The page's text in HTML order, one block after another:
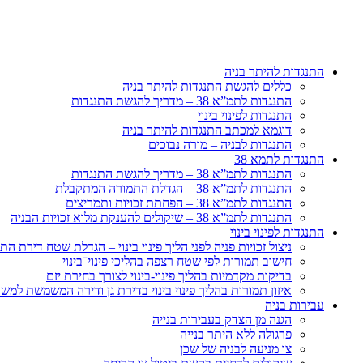
התנגדות להיתר בניה
כללים להגשת התנגדות להיתר בניה
התנגדות לתמ”א 38 – מדריך להגשת התנגדות
התנגדות לפינוי בינוי
דוגמא למכתב התנגדות להיתר בניה
התנגדות לבניה – מורה נבוכים
התנגדות לתמא 38
התנגדות לתמ”א 38 – מדריך להגשת התנגדות
התנגדות לתמ”א 38 – הגדלת התמורה המתקבלת
התנגדות לתמ”א 38 – הפחתת זכויות ותמריצים
התנגדות לתמ”א 38 – שיקולים להענקת מלוא זכויות הבניה
התנגדות לפינוי בינוי
ניצול זכויות פניה לפני הליך פינוי בינוי – הגדלת שטח
חישוב תמורות לפי שטח רצפה בהליכי פינוי־בינוי
בדיקות מקדמיות בהליך פינוי-בינוי לצורך בחירת יזם
איזון תמורות בהליך פינוי בינוי בדירת גן ודירה המשמשת
עבירות בניה
הגנה מן הצדק בעבירות בנייה
פרגולה ללא היתר בנייה
צו מניעה לבניה של שכן